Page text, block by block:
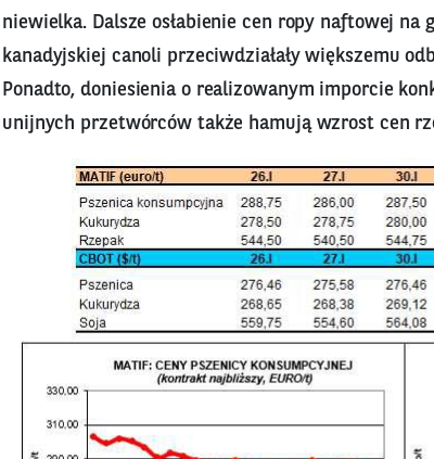
niewielka. Dalsze osłabienie cen ropy naftowej na
kanadyjskiej canoli przeciwdziałały większemu
Ponadto, doniesienia o realizowanym imporcie
unijnych przetwórców także hamują wzrost cen